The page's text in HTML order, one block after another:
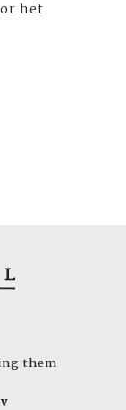
het
them